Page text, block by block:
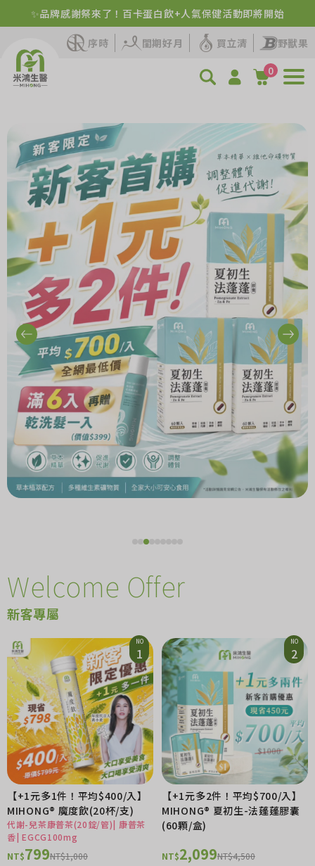
✨品牌感謝祭來了！百卡蛋白飲+人氣保健活動即將開始
序時 閨期好月 買立清
野獸果
0
Welcome Offer
新客專屬
NO
1
【+1元多1件！平均$400/入】
MIHONG® 魔度飲(20杯/支)
代謝-兒茶康普茶(20錠/管)| 康普茶
香| EGCG100mg
NT$799NT$1,000
NO
2
【+1元多2件！平均$700/入】
MIHONG® 夏初生-法蓬蓬膠囊
(60顆/盒)
NT$2,099NT$4,500